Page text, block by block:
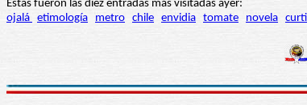
Estas fueron las diez entradas más visitadas ayer:
ojalá etimología metro chile envidia tomate novela